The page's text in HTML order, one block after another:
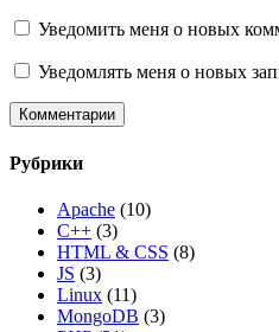
Уведомить меня о новых
Уведомлять меня о новых
Рубрики
Apache (10)
C++ (3)
HTML & CSS (8)
JS (3)
Linux (11)
MongoDB (3)